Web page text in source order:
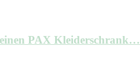
PAX Kleiderschrank…